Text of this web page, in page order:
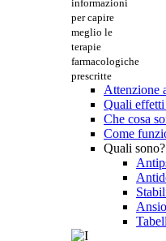
informazioni
per capire
meglio le
terapie
farmacologiche
prescritte
Attenzione
Quali
Che cosa
Come
Quali sono?